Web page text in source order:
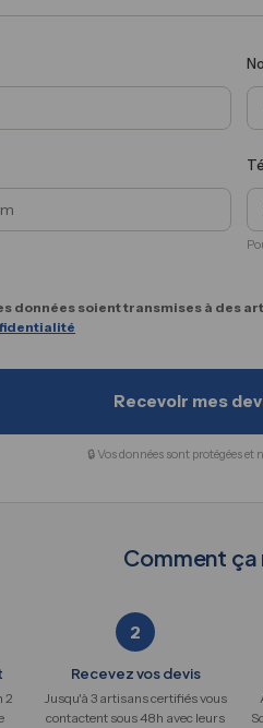
données soient transmises à des
Recevoir mes
🔒 Vos données sont protégées
Comment ça
2
2
Recevez vos devis
Jusqu'à 3 artisans certifiés vous
contactent sous 48h avec leurs